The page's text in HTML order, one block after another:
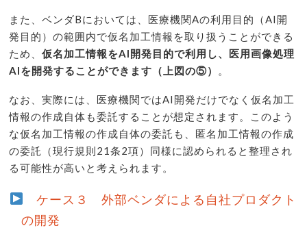
また、ベンダBにおいては、医療機関Aの利用目的（AI開
発目的）の範囲内で仮名加工情報を取り扱うことができる
ため、仮名加工情報をAI開発目的で利用し、医用画像処理
AIを開発することができます（上図の⑤） 。
なお、実際には、医療機関ではAI開発だけでなく仮名加工
情報の作成自体も委託することが想定されます。このよう
な仮名加工情報の作成自体の委託も、匿名加工情報の作成
の委託（現行規則21条2項）同様に認められると整理され
る可能性が高いと考えられます。
ケース３ 外部ベンダによる自社プロダクト
の開発